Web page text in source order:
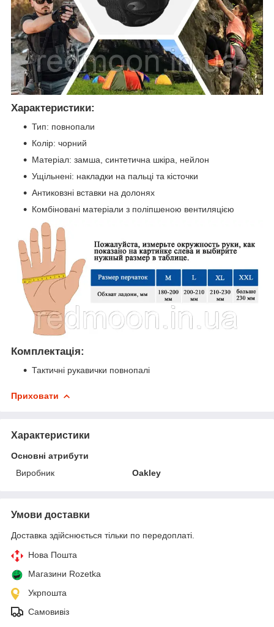
Характеристики:
Тип: повнопали
Колір: чорний
Матеріал: замша, синтетична шкіра, нейлон
Ущільнені: накладки на пальці та кісточки
Антиковзні вставки на долонях
Комбіновані матеріали з поліпшеною вентиляцією
Комплектація:
Тактичні рукавички повнопалі
Приховати
Характеристики
Основні атрибути
Виробник
Oakley
Умови доставки
Доставка здійснюється тільки по передоплаті.
Нова Пошта
Магазини Rozetka
Укрпошта
Самовивіз